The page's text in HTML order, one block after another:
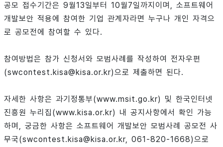
공모 접수기간은 9월13일부터 10월7일까지이며, 소프트웨어
개발보안 적용에 참여한 기업 관계자라면 누구나 개인 자격으
로 공모전에 참여할 수 있다.
참여방법은 참가 신청서와 모범사례를 작성하여 전자우편
(swcontest.kisa@kisa.or.kr)으로 제출하면 된다.
자세한 사항은 과기정통부(www.msit.go.kr) 및 한국인터넷
진흥원 누리집(www.kisa.or.kr) 내 공지사항에서 확인 가능
하며, 궁금한 사항은 소프트웨어 개발보안 모범사례 공모전 사
무국(swcontest.kisa@kisa.or.kr, 061-820-1668)으로